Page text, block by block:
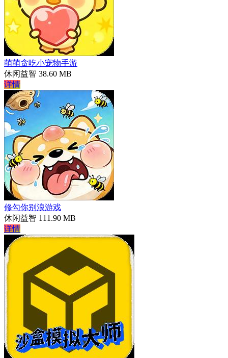
萌萌贪吃小宠物手游
休闲益智 38.60 MB
详情
修勾你别浪游戏
休闲益智 111.90 MB
详情